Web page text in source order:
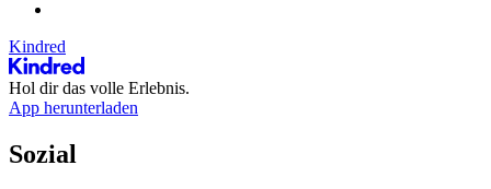
Kindred
Hol dir das volle Erlebnis.
App herunterladen
Sozial